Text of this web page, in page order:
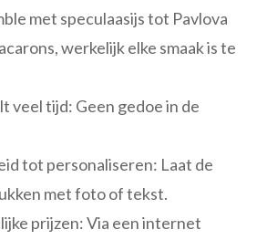
met speculaasijs tot Pavlova
werkelijk elke smaak is te
veel tijd: Geen gedoe in de
tot personaliseren: Laat de
met foto of tekst.
prijzen: Via een internet